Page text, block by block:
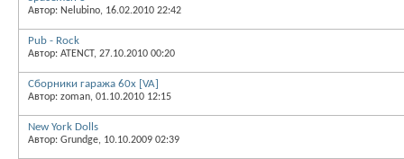
Автор: Nelubino, 16.02.2010 22:42
Pub - Rock
Автор: ATENCT, 27.10.2010 00:20
Сборники гаража 60х [VA]
Автор: zoman, 01.10.2010 12:15
New York Dolls
Автор: Grundge, 10.10.2009 02:39